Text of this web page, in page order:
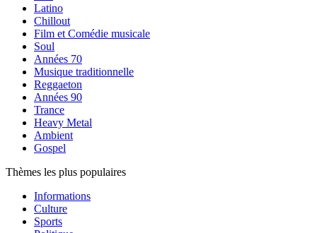
Latino
Chillout
Film et Comédie musicale
Soul
Années 70
Musique traditionnelle
Reggaeton
Années 90
Trance
Heavy Metal
Ambient
Gospel
Thèmes les plus populaires
Informations
Culture
Sports